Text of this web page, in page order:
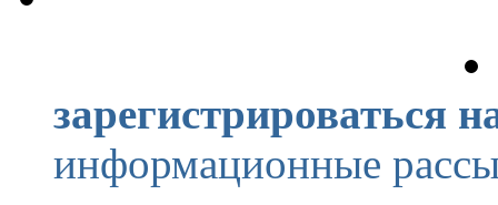
зарегистрироваться
информационные